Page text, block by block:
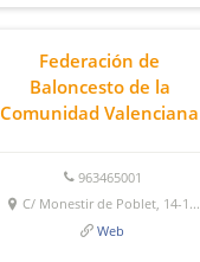
Federación de
Baloncesto de la
Comunidad Valenciana
963465001
C/ Monestir de Poblet, 14-1...
Web